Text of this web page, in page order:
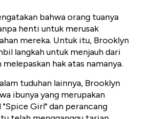
bahwa orang tuanya
henti untuk merusak
mereka. Untuk itu, Brooklyn
langkah untuk menjauh dari
hak atas namanya.
tuduhan lainnya, Brooklyn
ibunya yang merupakan
Girl" dan perancang